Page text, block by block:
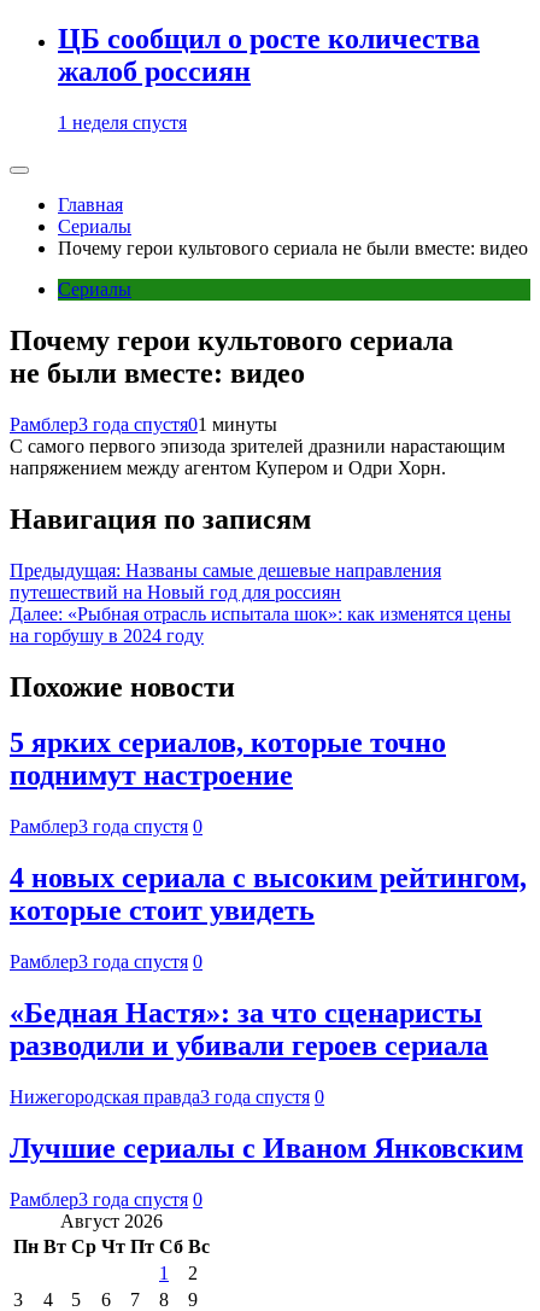
ЦБ сообщил о росте количества
жалоб россиян
1 неделя спустя
Главная
Сериалы
Почему герои культового сериала не были вместе: видео
Сериалы
Почему герои культового сериала
не были вместе: видео
Рамблер3 года спустя01 минуты
С самого первого эпизода зрителей дразнили нарастающим
напряжением между агентом Купером и Одри Хорн.
Навигация по записям
Предыдущая: Названы самые дешевые направления
путешествий на Новый год для россиян
Далее: «Рыбная отрасль испытала шок»: как изменятся цены
на горбушу в 2024 году
Похожие новости
5 ярких сериалов, которые точно
поднимут настроение
Рамблер3 года спустя 0
4 новых сериала с высоким рейтингом,
которые стоит увидеть
Рамблер3 года спустя 0
«Бедная Настя»: за что сценаристы
разводили и убивали героев сериала
Нижегородская правда3 года спустя 0
Лучшие сериалы с Иваном Янковским
Рамблер3 года спустя 0
Август 2026
Пн Вт Ср Чт Пт Сб Вс
1
2
3
4 5 6 7 8
9